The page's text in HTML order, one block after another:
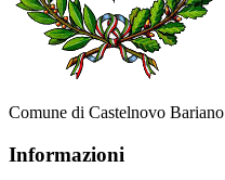
Comune di Castelnovo Bariano
Informazioni